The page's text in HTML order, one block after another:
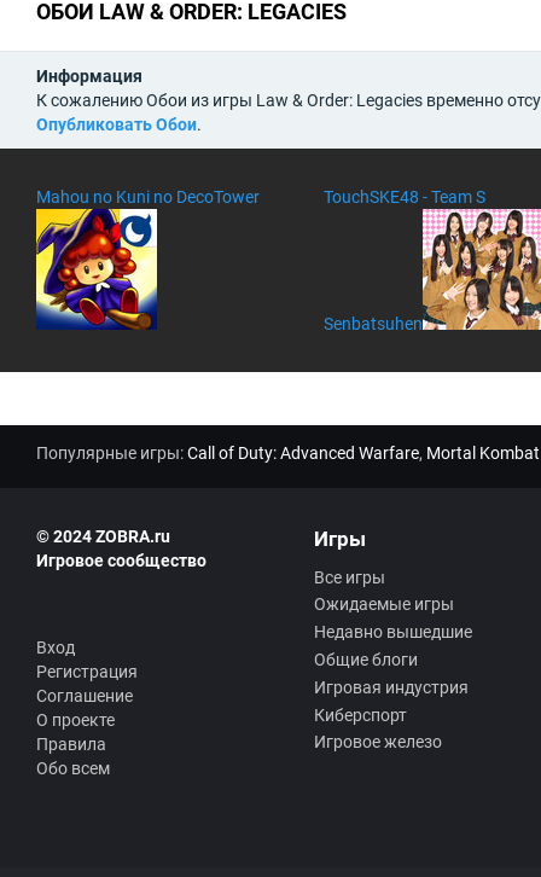
ОБОИ LAW & ORDER: LEGACIES
Информация
К сожалению Обои из игры Law & Order: Legacies временно
Опубликовать Обои.
Mahou no Kuni no DecoTower TouchSKE48 - Team S
Senbatsuhen
Популярные игры:Call of Duty: Advanced Warfare, Mortal
© 2024 ZOBRA.ru
Игровое сообщество
Вход
Регистрация
Соглашение
О проекте
Правила
Обо всем
Игры
Все игры
Ожидаемые игры
Недавно вышедшие
Общие блоги
Игровая индустрия
Киберспорт
Игровое железо